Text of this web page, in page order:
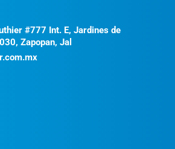
#777 Int. E, Jardines de
Zapopan, Jal